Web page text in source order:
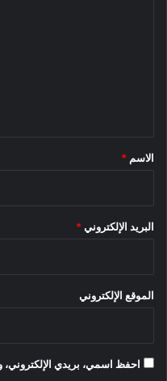
*
الاسم *
البريد الإلكتروني *
الموقع الإلكتروني
احفظ اسمي، بريدي الإلكتروني،